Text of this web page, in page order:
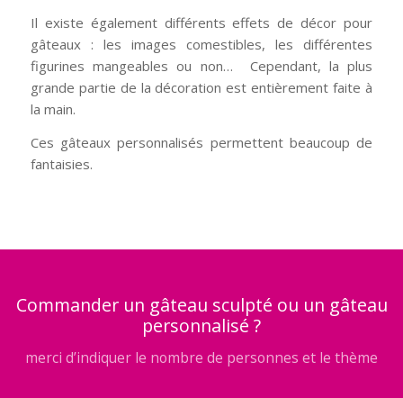
Il existe également différents effets de décor pour
gâteaux : les images comestibles, les différentes
figurines mangeables ou non… Cependant, la plus
grande partie de la décoration est entièrement faite à
la main.
Ces gâteaux personnalisés permettent beaucoup de
fantaisies.
Commander un gâteau sculpté ou un gâteau
personnalisé ?
merci d’indiquer le nombre de personnes et le thème